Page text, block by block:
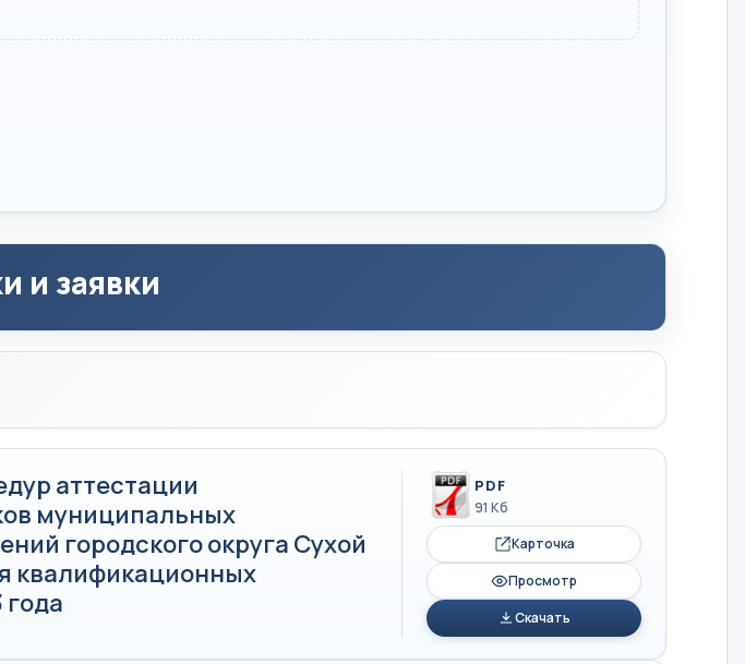
и заявки
аттестации
муниципальных
городского округа Сухой
квалификационных
года
PDF
91 Кб
Карточка
Просмотр
Скачать